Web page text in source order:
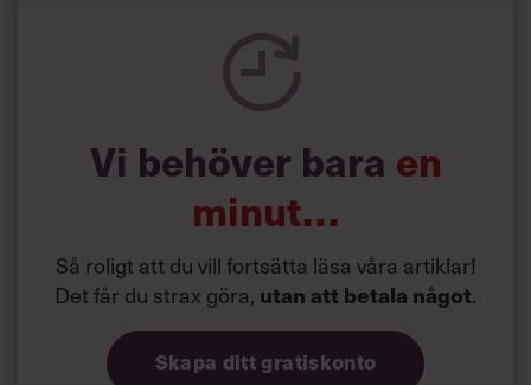
spelevink i högklackat, är hur jag brukar sammanfatta de
önskningar som svenskarna för fram i undersökningar.”
Siri Wikander: ”Led som i
början av pandemin”
Vi behöver bara en
minut…
Så roligt att du vill fortsätta läsa våra artiklar!
Det får du strax göra, utan att betala något.
Skapa ditt gratiskonto